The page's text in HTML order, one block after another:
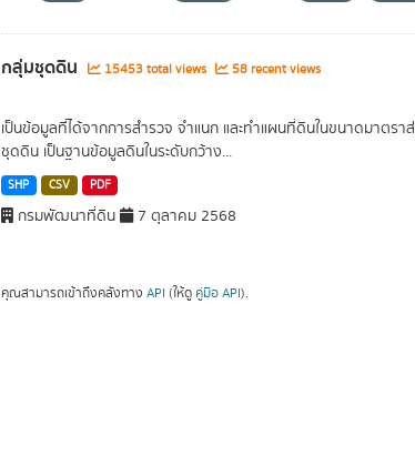
กลุ่มชุดดิน 15453 total views 58 recent views
เป็นข้อมูลที่ได้จากการสำรวจ จำแนก และทำแผนที่ดินในขนาดมาต
ชุดดิน เป็นฐานข้อมูลดินในระดับกว้าง...
SHP CSV PDF
กรมพัฒนาที่ดิน 7 ตุลาคม 2568
คุณสามารถเข้าถึงคลังทาง API (ให้ดู คู่มือ API).